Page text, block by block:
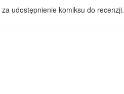
za udostępnienie komiksu do recenzji.